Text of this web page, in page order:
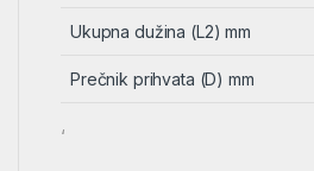
Ukupna dužina (L2) mm
Prečnik prihvata (D) mm
‘